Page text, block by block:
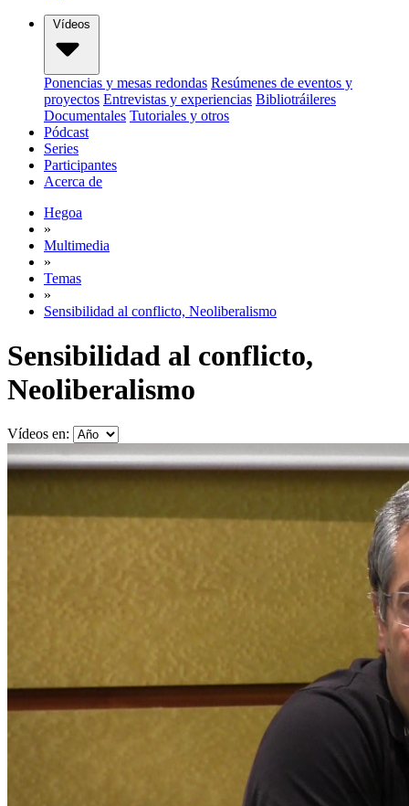
Vídeos
Ponencias y mesas redondas Resúmenes de eventos y
proyectos Entrevistas y experiencias Bibliotráileres
Documentales Tutoriales y otros
Pódcast
Series
Participantes
Acerca de
Hegoa
»
Multimedia
»
Temas
»
Sensibilidad al conflicto, Neoliberalismo
Sensibilidad al conflicto,
Neoliberalismo
Vídeos en: